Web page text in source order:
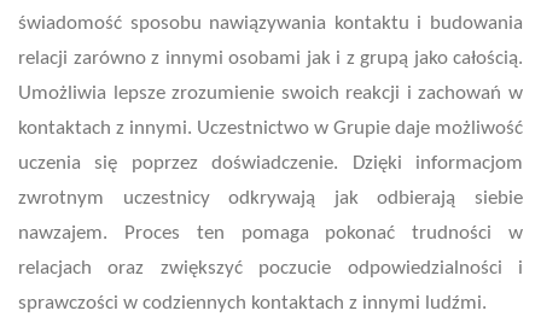
świadomość sposobu nawiązywania kontaktu i budowania
relacji zarówno z innymi osobami jak i z grupą jako całością.
Umożliwia lepsze zrozumienie swoich reakcji i zachowań w
kontaktach z innymi. Uczestnictwo w Grupie daje możliwość
uczenia się poprzez doświadczenie. Dzięki informacjom
zwrotnym uczestnicy odkrywają jak odbierają siebie
nawzajem. Proces ten pomaga pokonać trudności w
relacjach oraz zwiększyć poczucie odpowiedzialności i
sprawczości w codziennych kontaktach z innymi ludźmi.